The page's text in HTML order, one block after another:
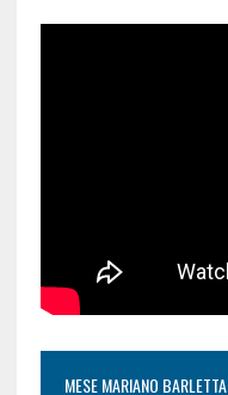
MESE MARIANO BARLETTA